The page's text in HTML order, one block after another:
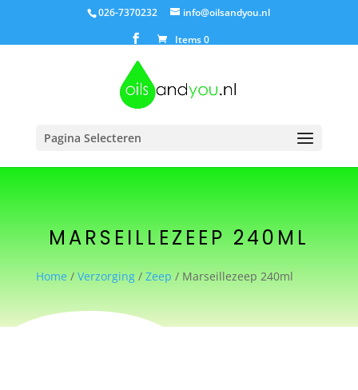
026-7370232
info@oilsandyou.nl
Items 0
Pagina Selecteren
MARSEILLEZEEP 240ML
Home / Verzorging/ Zeep / Marseillezeep 240ml